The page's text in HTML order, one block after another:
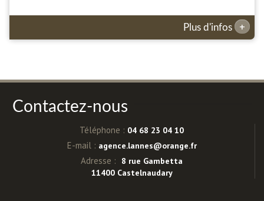
Plus d'infos +
Contactez-nous
Téléphone : 04 68 23 04 10
E-mail : agence.lannes@orange.fr
Adresse :
8 rue Gambetta
11400 Castelnaudary